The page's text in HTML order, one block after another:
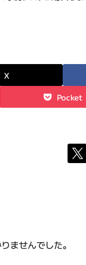
X
Pocket
ませんでした。